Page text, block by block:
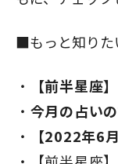
■もっと知り
【前半星座
今月の占い
【2022年6